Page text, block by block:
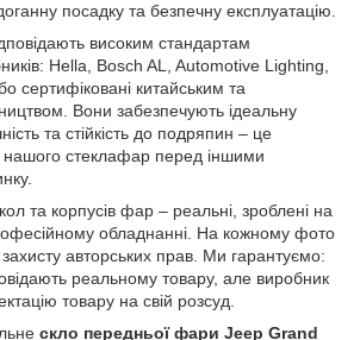
посадку та безпечну експлуатацію.
високим стандартам
Hella, Bosch AL, Automotive Lighting,
сертифіковані китайським та
Вони забезпечують ідеальну
та стійкість до подряпин – це
нашого стеклафар перед іншими
та корпусів фар – реальні, зроблені на
обладнанні. На кожному фото
авторських прав. Ми гарантуємо:
реальному товару, але виробник
товару на свій розсуд.
скло передньої фари Jeep Grand